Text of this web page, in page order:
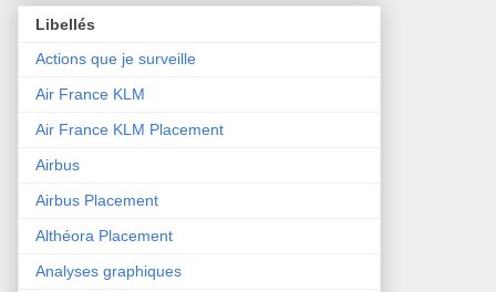
Libellés
Actions que je surveille
Air France KLM
Air France KLM Placement
Airbus
Airbus Placement
Althéora Placement
Analyses graphiques